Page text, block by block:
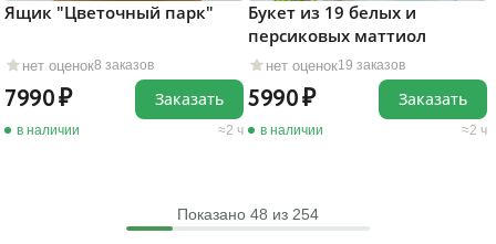
нет оценок8 заказов
Ящик "Цветочный парк"
7990
в наличии 2 ч
Заказать
нет оценок19 заказов
Букет из 19 белых и
персиковых маттиол
5990
в наличии 2 ч
Заказать
Показано 48 из 254